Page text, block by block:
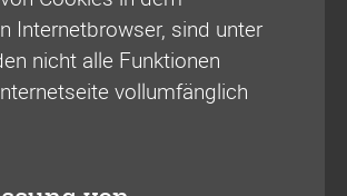
Internetbrowser, sind unter
nicht alle Funktionen
vollumfänglich